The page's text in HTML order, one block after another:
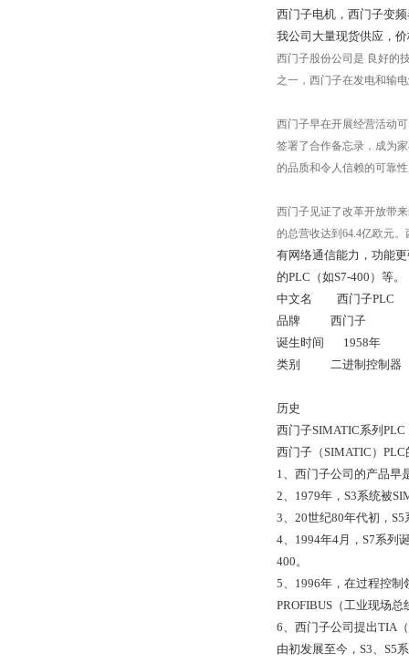
西门子电机，西门子变
我公司大量现货供应，
西门子股份公司是 良好的
之一，西门子在发电和输
西门子早在开展经营活动
签署了合作备忘录，成为
的品质和令人信赖的可靠
西门子见证了改革开放带
的总营收达到64.4亿欧元
有网络通信能力，功能
的PLC（如S7-400）等。
中文名 西门子PLC
品牌 西门子
诞生时间 1958年
类别 二进制控制器
历史
西门子SIMATIC系列
西门子（SIMATIC）PLC
1、西门子公司的产品早
2、1979年，S3系统被
3、20世纪80年代初，
4、1994年4月，S7系列
400。
5、1996年，在过程控制
PROFIBUS（工业现场
6、西门子公司提出TIA
由初发展至今，S3、S5